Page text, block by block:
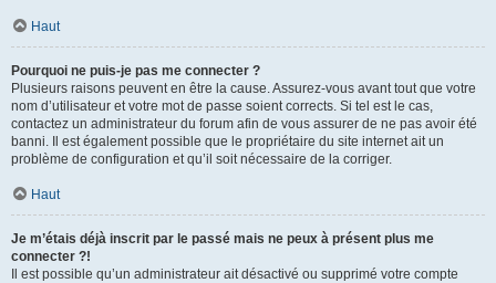
Haut
Pourquoi ne puis-je pas me connecter ?
Plusieurs raisons peuvent en être la cause. Assurez-vous avant tout que votre
nom d’utilisateur et votre mot de passe soient corrects. Si tel est le cas,
contactez un administrateur du forum afin de vous assurer de ne pas avoir été
banni. Il est également possible que le propriétaire du site internet ait un
problème de configuration et qu’il soit nécessaire de la corriger.
Haut
Je m’étais déjà inscrit par le passé mais ne peux à présent plus me
connecter ?!
Il est possible qu’un administrateur ait désactivé ou supprimé votre compte